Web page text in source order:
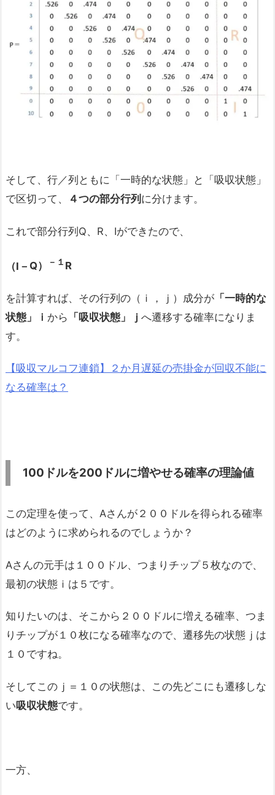
そして、行／列ともに「一時的な状態」と「吸収状態」
で区切って、
４つの部分行列 に分けます。
これで部分行列Q、R、Iができたので、
（Ⅰ－ Q） －１ R
を計算すれば、その行列の（ｉ，ｊ）成分が 「一時的な
状態」ｉ から 「吸収状態」ｊ へ遷移する確率になりま
す。
【吸収マルコフ連鎖】２か月遅延の売掛金が回収不能に
なる確率は？
100ドルを200 ドルに増やせる確率の理論値
この定理を使って、Aさんが２００ドルを得られる確率
はどのように求められるのでしょうか？
Aさんの元手は１００ドル、つまりチップ５枚なので、
最初の状態ｉは５です。
知りたいのは、そこから２００ドルに増える確率、つま
りチップが１０枚になる確率なので、遷移先の状態ｊは
１０ですね。
そしてこのｊ＝１０の状態は、この先どこにも遷移しな
い吸収状態です。
一方、